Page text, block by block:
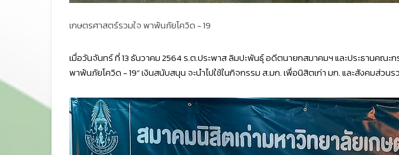
เกษตรศาสตร์รวมใจ พาพ้นภัยโควิด - 19
เมื่อวันจันทร์ ที่ 13 ธันวาคม 2564 ร.ต.ประพาส ลิมปะพันธุ์ อดีตนายกสมาคมฯ และประธานคณ
พาพ้นภัยโควิด - 19” เงินสนับสนุน จะนำไปใช้ในกิจกรรม ส.มก. เพื่อนิสิตเก่า มก. และสังคมส่วน